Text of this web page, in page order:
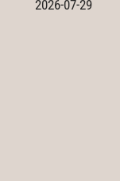
2026-07-29